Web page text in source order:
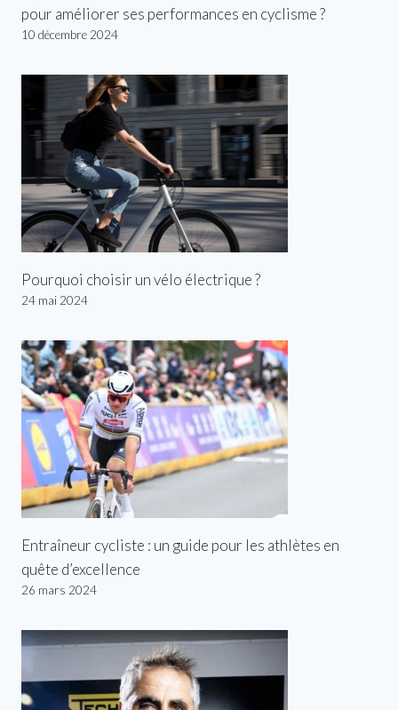
pour améliorer ses performances en cyclisme ?
10 décembre 2024
Pourquoi choisir un vélo électrique ?
24 mai 2024
Entraîneur cycliste : un guide pour les athlètes en
quête d’excellence
26 mars 2024